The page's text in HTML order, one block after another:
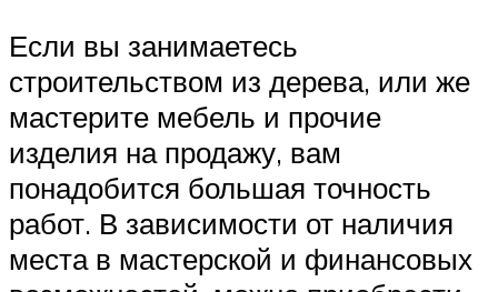
Если вы занимаетесь
строительством из дерева, или же
мастерите мебель и прочие
изделия на продажу, вам
понадобится большая точность
работ. В зависимости от наличия
места в мастерской и финансовых